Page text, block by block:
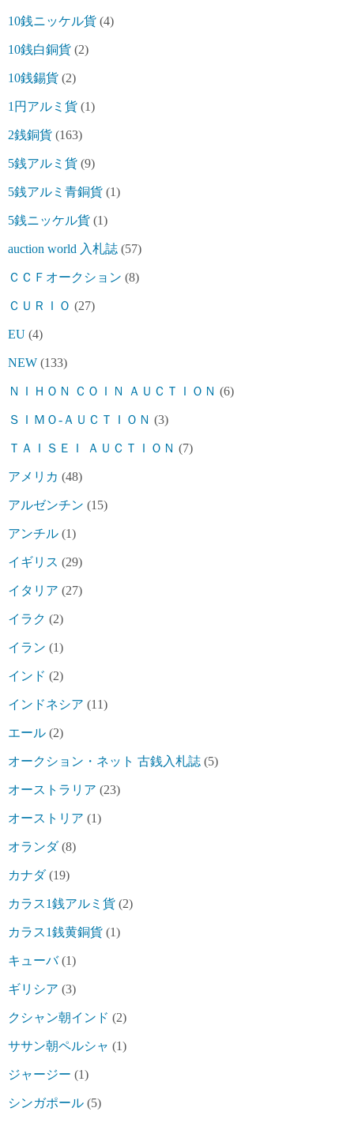
10銭ニッケル貨 (4)
10銭白銅貨 (2)
10銭錫貨 (2)
1円アルミ貨 (1)
2銭銅貨 (163)
5銭アルミ貨 (9)
5銭アルミ青銅貨 (1)
5銭ニッケル貨 (1)
auction world 入札誌 (57)
ＣＣＦオークション (8)
ＣＵＲＩＯ (27)
EU (4)
NEW (133)
ＮＩＨＯＮ ＣＯＩＮ ＡＵＣＴＩＯＮ (6)
ＳＩＭＯ-ＡＵＣＴＩＯＮ (3)
ＴＡＩＳＥＩ ＡＵＣＴＩＯＮ (7)
アメリカ (48)
アルゼンチン (15)
アンチル (1)
イギリス (29)
イタリア (27)
イラク (2)
イラン (1)
インド (2)
インドネシア (11)
エール (2)
オークション・ネット 古銭入札誌 (5)
オーストラリア (23)
オーストリア (1)
オランダ(8)
カナダ(19)
カラス1銭アルミ貨 (2)
カラス1銭黄銅貨 (1)
キューバ(1)
ギリシア (3)
クシャン朝インド (2)
ササン朝ペルシャ (1)
ジャージー (1)
シンガポール (5)